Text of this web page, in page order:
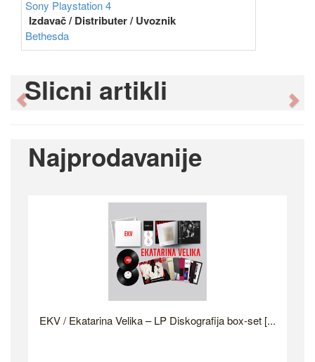
Sony Playstation 4
Izdavač / Distributer / Uvoznik
Bethesda
Slicni artikli
Previous
Najprodavanije
EKV / Ekatarina Velika – LP Diskografija box-set [...